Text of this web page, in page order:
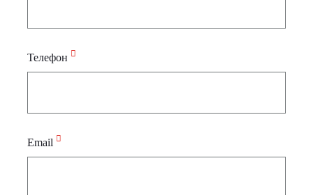
Телефон
Email